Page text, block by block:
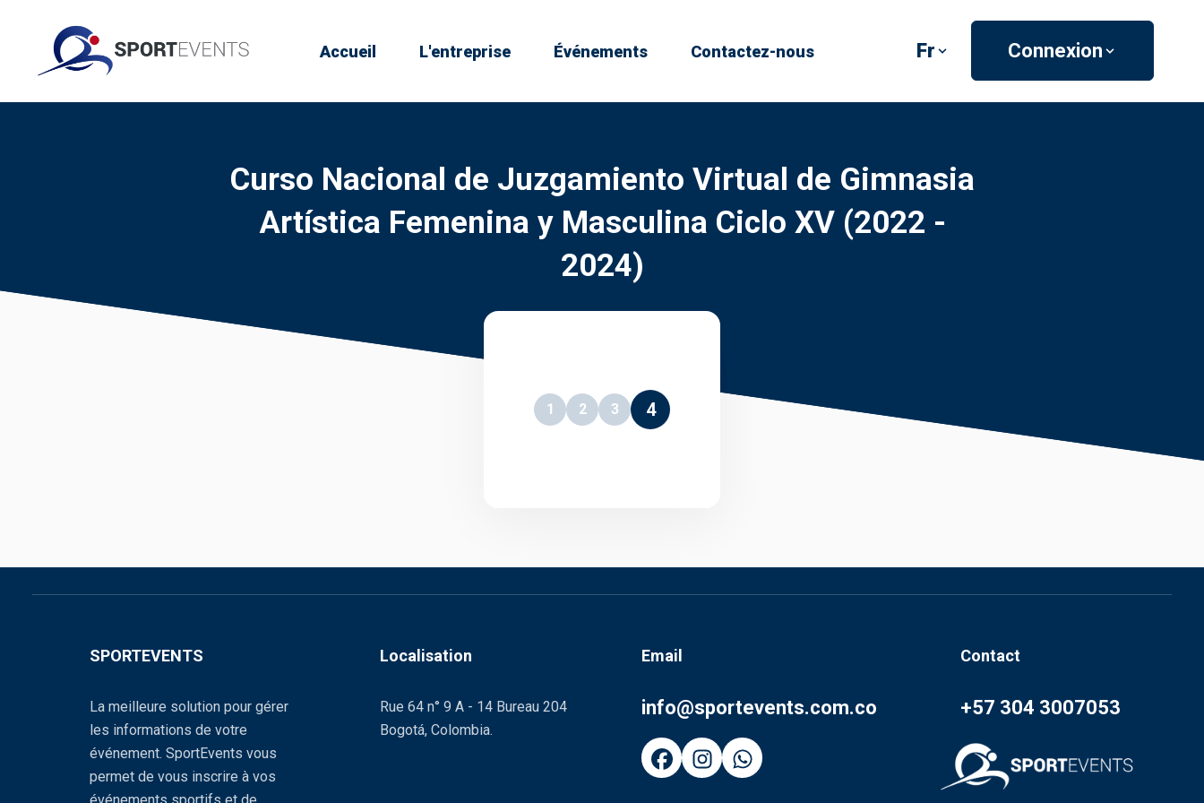
Accueil L'entreprise Événements Contactez-nous Fr Connexion
Curso Nacional de Juzgamiento Virtual de Gimnasia
Artística Femenina y Masculina Ciclo XV (2022 -
2024)
1 2 3 4
SPORTEVENTS
La meilleure solution pour gérer
les informations de votre
événement. SportEvents vous
permet de vous inscrire à vos
Localisation
Rue 64 n° 9 A - 14 Bureau 204
Bogotá, Colombia.
Email
info@sportevents.com.co
Contact
+57 304 3007053